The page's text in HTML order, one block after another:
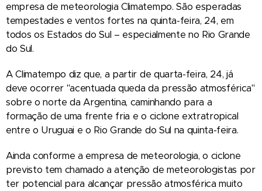
empresa de meteorologia Climatempo. São esperadas
tempestades e ventos fortes na quinta-feira, 24, em
todos os Estados do Sul – especialmente no Rio Grande
do Sul.
A Climatempo diz que, a partir de quarta-feira, 24, já
deve ocorrer "acentuada queda da pressão atmosférica"
sobre o norte da Argentina, caminhando para a
formação de uma frente fria e o ciclone extratropical
entre o Uruguai e o Rio Grande do Sul na quinta-feira.
Ainda conforme a empresa de meteorologia, o ciclone
previsto tem chamado a atenção de meteorologistas por
ter potencial para alcançar pressão atmosférica muito